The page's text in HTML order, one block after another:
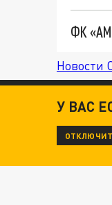
ФК
Новости
У ВАС